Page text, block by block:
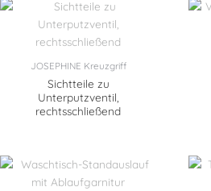
JOSEPHINE Kreuzgriff
Sichtteile zu
Unterputzventil,
rechtsschließend